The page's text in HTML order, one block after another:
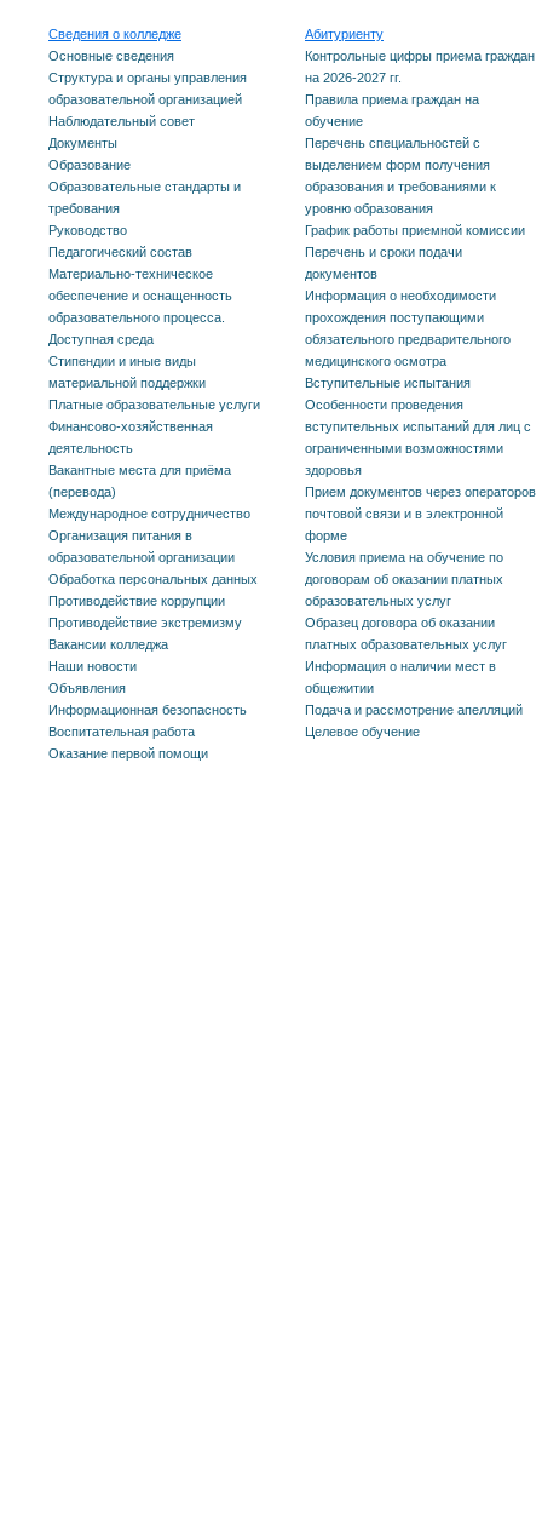
Сведения о колледже
Основные сведения
Структура и органы управления
образовательной организацией
Наблюдательный совет
Документы
Образование
Образовательные стандарты и
требования
Руководство
Педагогический состав
Материально-техническое
обеспечение и оснащенность
образовательного процесса.
Доступная среда
Стипендии и иные виды
материальной поддержки
Платные образовательные услуги
Финансово-хозяйственная
деятельность
Вакантные места для приёма
(перевода)
Международное сотрудничество
Организация питания в
образовательной организации
Обработка персональных данных
Противодействие коррупции
Противодействие экстремизму
Вакансии колледжа
Наши новости
Объявления
Информационная безопасность
Воспитательная работа
Оказание первой помощи
Абитуриенту
Контрольные цифры приема граждан
на 2026-2027 гг.
Правила приема граждан на
обучение
Перечень специальностей с
выделением форм получения
образования и требованиями к
уровню образования
График работы приемной комиссии
Перечень и сроки подачи
документов
Информация о необходимости
прохождения поступающими
обязательного предварительного
медицинского осмотра
Вступительные испытания
Особенности проведения
вступительных испытаний для лиц с
ограниченными возможностями
здоровья
Прием документов через операторов
почтовой связи и в электронной
форме
Условия приема на обучение по
договорам об оказании платных
образовательных услуг
Образец договора об оказании
платных образовательных услуг
Информация о наличии мест в
общежитии
Подача и рассмотрение апелляций
Целевое обучение